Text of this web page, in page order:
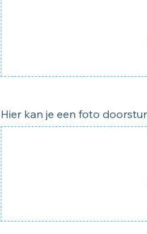
Hier kan je een foto